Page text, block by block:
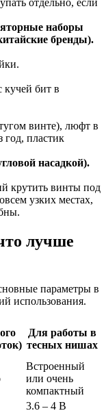
отдельно, если
наборы
бренды).
кучей бит в
винте), люфт в
год, пластик
насадкой).
крутить винты под
узких местах,
лучше
параметры в
использования.
Для работы в
тесных нишах
Встроенный
или очень
компактный
3.6 – 4 В